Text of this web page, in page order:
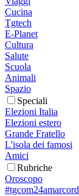
Cucina
Tgtech
E-Planet
Cultura
Salute
Scuola
Animali
Spazio
Speciali
Elezioni Italia
Elezioni estero
Grande Fratello
L'isola dei famosi
Amici
Rubriche
Oroscopo
#tgcom24amarcord